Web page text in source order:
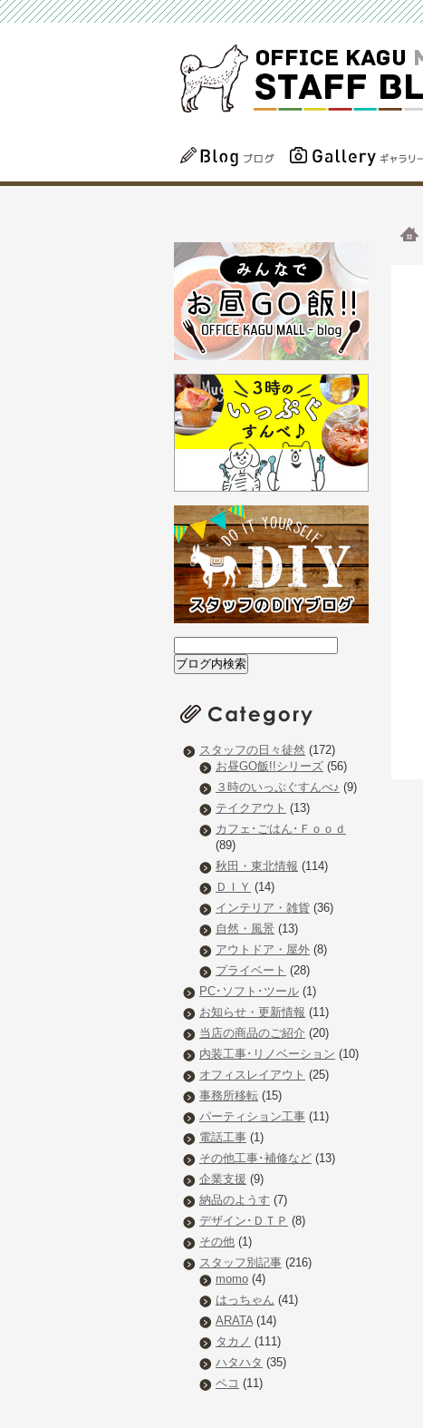
スタッフの日々徒然 (172)
お昼GO飯!!シリーズ (56)
３時のいっぷぐすんべ♪ (9)
テイクアウト (13)
カフェ･ごはん･Ｆｏｏｄ
(89)
秋田・東北情報 (114)
ＤＩＹ (14)
インテリア・雑貨 (36)
自然・風景 (13)
アウトドア・屋外 (8)
プライベート (28)
PC･ソフト･ツール (1)
お知らせ・更新情報 (11)
当店の商品のご紹介 (20)
内装工事･リノベーション (10)
オフィスレイアウト (25)
事務所移転 (15)
パーティション工事 (11)
電話工事 (1)
その他工事･補修など (13)
企業支援 (9)
納品のようす (7)
デザイン･ＤＴＰ (8)
その他 (1)
スタッフ別記事 (216)
momo (4)
はっちゃん (41)
ARATA(14)
タカノ (111)
ハタハタ (35)
ペコ (11)